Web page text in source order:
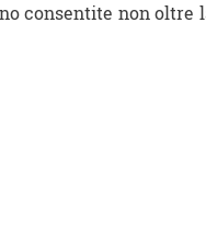
consentite non oltre